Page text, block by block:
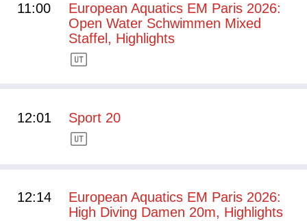
11:00
European Aquatics EM Paris 2026:
Open Water Schwimmen Mixed
Staffel, Highlights
12:01 Sport 20
12:14
European Aquatics EM Paris 2026:
High Diving Damen 20m, Highlights